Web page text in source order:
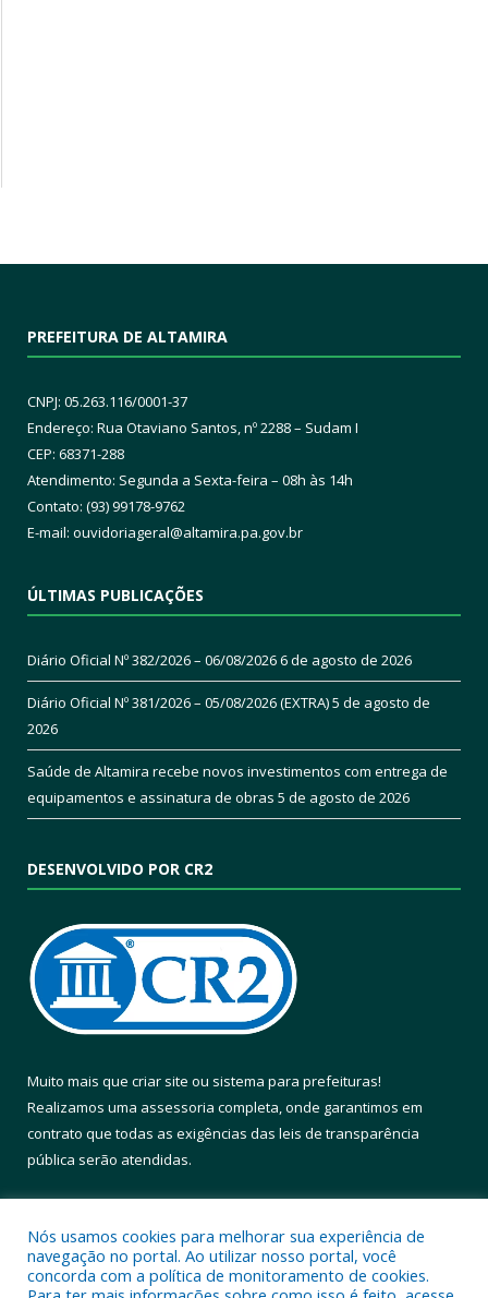
PREFEITURA DE ALTAMIRA
CNPJ: 05.263.116/0001-37
Endereço: Rua Otaviano Santos, nº 2288 – Sudam I
CEP: 68371-288
Atendimento: Segunda a Sexta-feira – 08h às 14h
Contato: (93) 99178-9762
E-mail: ouvidoriageral@altamira.pa.gov.br
ÚLTIMAS PUBLICAÇÕES
Diário Oficial Nº 382/2026 – 06/08/20266 de agosto de 2026
Diário Oficial Nº 381/2026 – 05/08/2026 (EXTRA)5 de agosto de
2026
Saúde de Altamira recebe novos investimentos com entrega de
equipamentos e assinatura de obras 5 de agosto de 2026
DESENVOLVIDO POR CR2
Muito mais que criar site ou sistema para prefeituras!
Realizamos uma assessoria completa, onde garantimos em
contrato que todas as exigências das leis de transparência
pública serão atendidas.
Nós usamos cookies para melhorar sua experiência de
navegação no portal. Ao utilizar nosso portal, você
concorda com a política de monitoramento de cookies.